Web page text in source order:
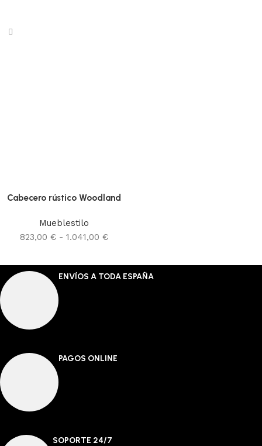
Cabecero rústico Woodland
Mueblestilo
823,00 € - 1.041,00 €
ENVÍOS A TODA ESPAÑA
PAGOS ONLINE
SOPORTE 24/7